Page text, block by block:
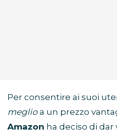
Per consentire ai suoi
meglioa un prezzo
Amazon ha deciso di